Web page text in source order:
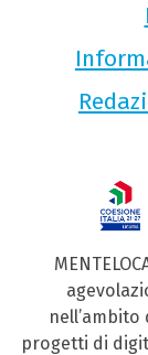
progetti di